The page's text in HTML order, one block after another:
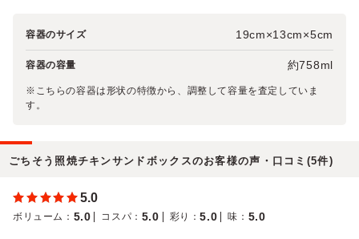
容器のサイズ 19cm×13cm×5cm
容器の容量 約758ml
※こちらの容器は形状の特徴から、調整して容量を査定していま
す。
ごちそう照焼チキンサンドボックスのお客様の声・口コミ(5件)
5.0
ボリューム ： 5.0 コスパ ： 5.0 彩り ：5.0 味 ： 5.0